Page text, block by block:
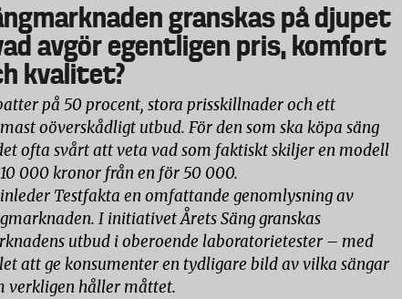
granskas på djupet
avgör egentligen pris, komfort
kvalitet?
på 50 procent, stora prisskillnader och ett
oöverskådligt utbud. För den som ska köpa säng
ofta svårt att veta vad som faktiskt skiljer en modell
000 kronor från en för 50 000.
Testfakta en omfattande genomlysning av
I initiativet Årets Säng granskas
utbud i oberoende laboratorietester – med
att ge konsumenter en tydligare bild av vilka sängar
verkligen håller måttet.